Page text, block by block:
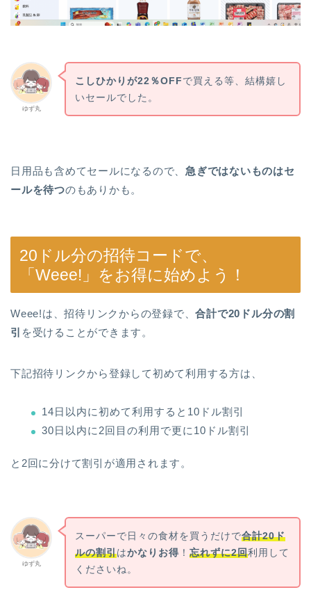
ゆず丸
こしひかりが22％OFFで買える等、結構嬉し
いセールでした。
日用品も含めてセールになるので、急ぎではないものはセ
ールを待つのもありかも。
20ドル分の招待コードで、
「Weee!」をお得に始めよう！
Weee!は、招待リンクからの登録で、合計で20ドル分の割
引 を受けることができます。
下記招待リンクから登録して初めて利用する方は、
14日以内に初めて利用すると10ドル割引
30日以内に2回目の利用で更に10ドル割引
と2回に分けて割引が適用されます。
ゆず丸
スーパーで日々の食材を買うだけで合計20ド
ルの割引はかなりお得 ！ 忘れずに2回利用して
くださいね。